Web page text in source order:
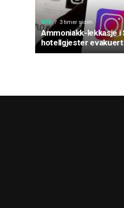
NTB 3 timer siden
Ammoniakk-lekkasje i
hotellgjester evakuert